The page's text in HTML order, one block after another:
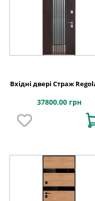
Вхідні двері Страж
37800.00 грн